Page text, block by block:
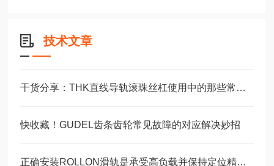
技术文章
干货分享：THK直线导轨滚珠丝杠使用中的那些常见故障与解决技巧
快收藏！GUDEL齿条齿轮常见故障的对应解决妙招
正确安装ROLLON滑轨是承受高负载并保持定位精度的关键